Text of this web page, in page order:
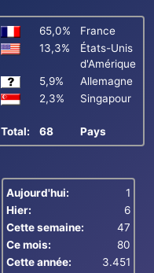
65,0%
France
13,3%
États-Unis
d'Amérique
5,9%
Allemagne
2,3%
Singapour
Total: 68 Pays
Aujourd'hui:
1
Hier:
6
Cette semaine:
47
Ce mois:
80
Cette année:
3.451